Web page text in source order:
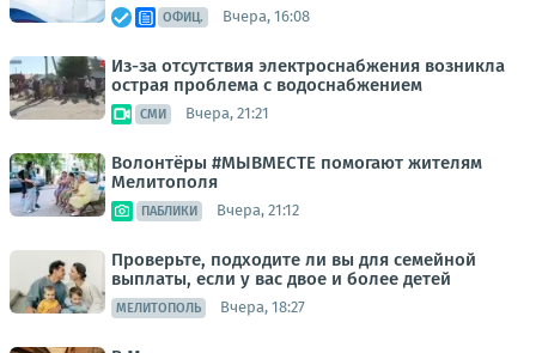
ОФИЦ. Вчера, 16:08
Из-за отсутствия электроснабжения возникла
острая проблема с водоснабжением
СМИ Вчера, 21:21
Волонтёры #МЫВМЕСТЕ помогают жителям
Мелитополя
ПАБЛИКИ Вчера, 21:12
Проверьте, подходите ли вы для семейной
выплаты, если у вас двое и более детей
МЕЛИТОПОЛЬ Вчера, 18:27